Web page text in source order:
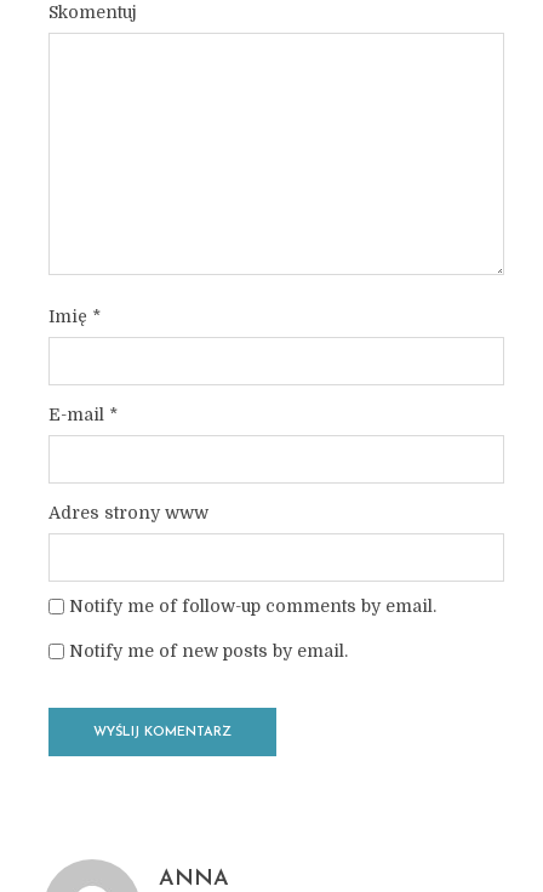
Skomentuj
Imię *
E-mail *
Adres strony www
Notify me of follow-up comments by email.
Notify me of new posts by email.
ANNA